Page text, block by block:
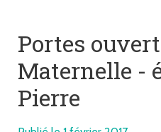
Portes
Maternelle -
Pierre